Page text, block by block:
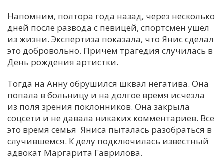
М
Н
Х
Я
Напомним, полтора года назад, через несколько
дней после развода с певицей, спортсмен ушел
из жизни. Экспертиза показала, что Янис сделал
это добровольно. Причем трагедия случилась в
День рождения артистки.
Тогда на Анну обрушился шквал негатива. Она
попала в больницу и на долгое время исчезла
из поля зрения поклонников. Она закрыла
соцсети и не давала никаких комментариев. Все
это время семья Яниса пыталась разобраться в
случившемся. К делу подключилась известный
адвокат Маргарита Гаврилова.